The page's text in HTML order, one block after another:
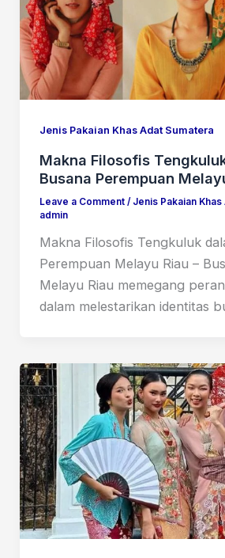
Jenis Pakaian Khas Adat Sumatera
Makna Filosofis
Busana Perempuan
Leave a Comment / Jenis Pakaian
admin
Makna Filosofis Tengkuluk
Perempuan Melayu Riau –
Melayu Riau memegang
dalam melestarikan identitas